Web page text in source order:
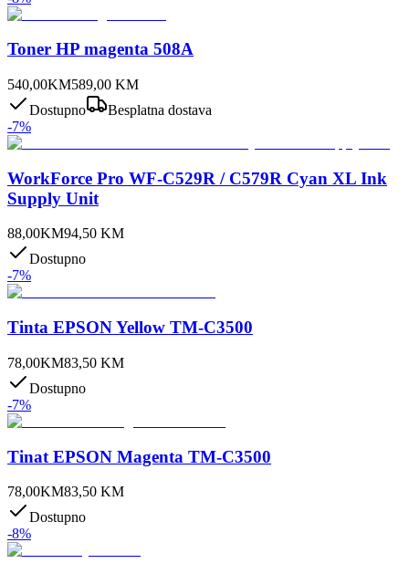
Toner HP magenta 508A
540,00KM589,00 KM
Dostupno
Besplatna dostava
-7%
WorkForce Pro WF-C529R / C579R Cyan XL Ink
Supply Unit
88,00KM94,50 KM
Dostupno
-7%
Tinta EPSON Yellow TM-C3500
78,00KM83,50 KM
Dostupno
-7%
Tinat EPSON Magenta TM-C3500
78,00KM83,50 KM
Dostupno
-8%